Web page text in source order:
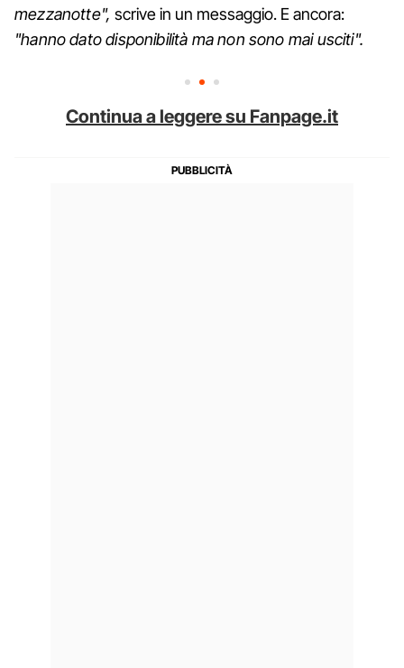
mezzanotte",scrive in un messaggio. E ancora:
"hannodato disponibilità ma non sono mai usciti".
Continua a leggere su Fanpage.it